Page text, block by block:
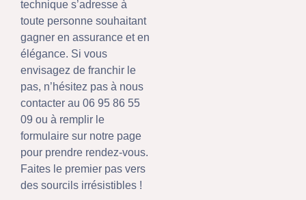
technique s’adresse à
toute personne souhaitant
gagner en assurance et en
élégance. Si vous
envisagez de franchir le
pas, n’hésitez pas à nous
contacter au 06 95 86 55
09 ou à remplir le
formulaire sur notre page
pour prendre rendez-vous.
Faites le premier pas vers
des sourcils irrésistibles !